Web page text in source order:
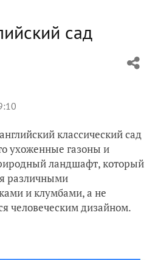
сад
классический сад
ухоженные газоны и
ландшафт, который
различными
и клумбами, а не
человеческим дизайном.